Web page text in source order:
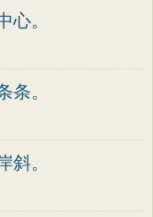
列子
重阳节
淮南子
贺铸
欧阳修
陆龟蒙
心。
条。
斜。